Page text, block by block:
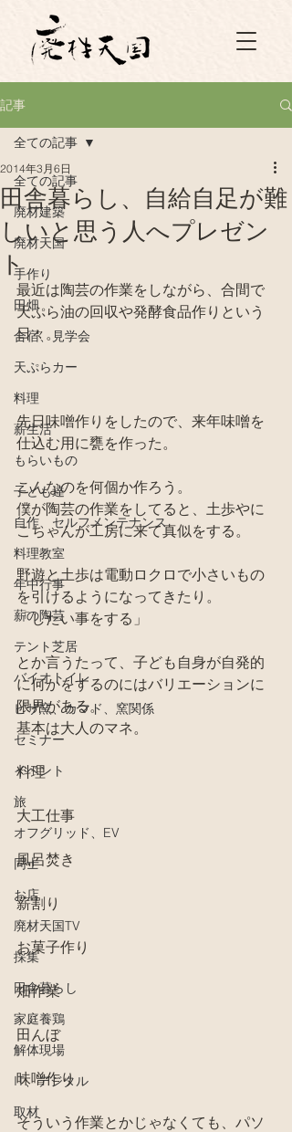
記事
全ての記事
廃材建築
廃材天国
手作り
田畑
合宿、見学会
天ぷらカー
料理
薪生活
もらいもの
子ども達
自作、セルフメンテナンス
料理教室
年中行事
薪の陶芸
テント芝居
バイオトイレ
ピザ窯、カマド、窯関係
セミナー
イベント
旅
オフグリッド、EV
同士
お店
廃材天国TV
採集
田舎暮らし
家庭養鶏
解体現場
IT、デジタル
取材
全ての記事
田舎暮らし、自給自足が難
しいと思う人へプレゼン
ト
2014年3月6日
最近は陶芸の作業をしながら、合間で
天ぷら油の回収や発酵食品作りという
日々。
先日味噌作りをしたので、来年味噌を
仕込む用に甕を作った。
こんなのを何個か作ろう。
僕が陶芸の作業をしてると、土歩やに
こちゃんが工房に来て真似をする。
野遊と土歩は電動ロクロで小さいもの
を引けるようになってきたり。
「したい事をする」
とか言うたって、子ども自身が自発的
に何かをするのにはバリエーションに
限界がある。
基本は大人のマネ。
料理
大工仕事
風呂焚き
薪割り
お菓子作り
畑作業
田んぼ
味噌作り
そういう作業とかじゃなくても、パソ